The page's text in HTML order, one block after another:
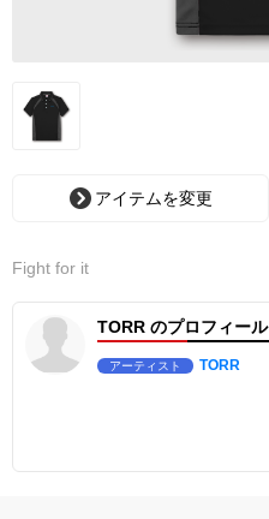
アイテムを変更
Fight for it
TORR のプロフィール
アーティスト TORR